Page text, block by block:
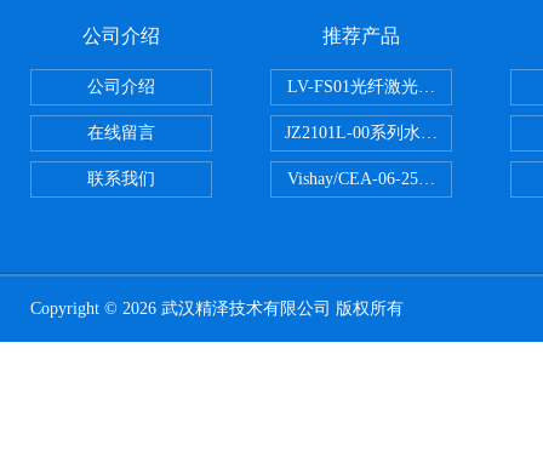
公司介绍
公司介绍
在线留言
联系我们
推荐产品
LV-FS01光纤激光测振仪
JZ2101L-00系列水下自由场-爆炸
Vishay/CEA-06-250US-350美国威
Copyright © 2026 武汉精泽技术有限公司 版权所有